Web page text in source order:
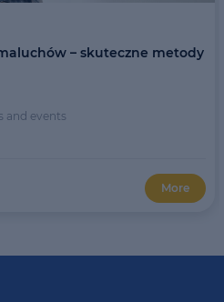
– skuteczne metody
and events
More